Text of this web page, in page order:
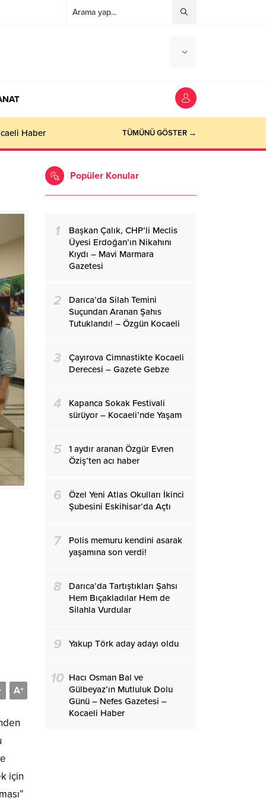
Haber TÜMÜNÜ GÖSTER →
A+
-
için
Popüler Konular
1
Başkan Çalık, CHP’li Meclis
Üyesi Erdoğan’ın Nikahını
Kıydı – Mavi Marmara
Gazetesi
2
Darıca’da Silah Temini
Suçundan Aranan Şahıs
Tutuklandı! – Özgün Kocaeli
3
Çayırova Cimnastikte Kocaeli
Derecesi – Gazete Gebze
4
Kapanca Sokak Festivali
sürüyor – Kocaeli’nde Yaşam
5
1 aydır aranan Özgür Evren
Öziş’ten acı haber
6
Özel Yeni Atlas Okulları İkinci
Şubesini Eskihisar’da Açtı
7
Polis memuru kendini asarak
yaşamına son verdi!
8
Darıca’da Tartıştıkları Şahsı
Hem Bıçakladılar Hem de
Silahla Vurdular
9 Yakup Törk aday adayı oldu
10 Hacı Osman Bal ve
Gülbeyaz’ın Mutluluk Dolu
Günü – Nefes Gazetesi –
Kocaeli Haber